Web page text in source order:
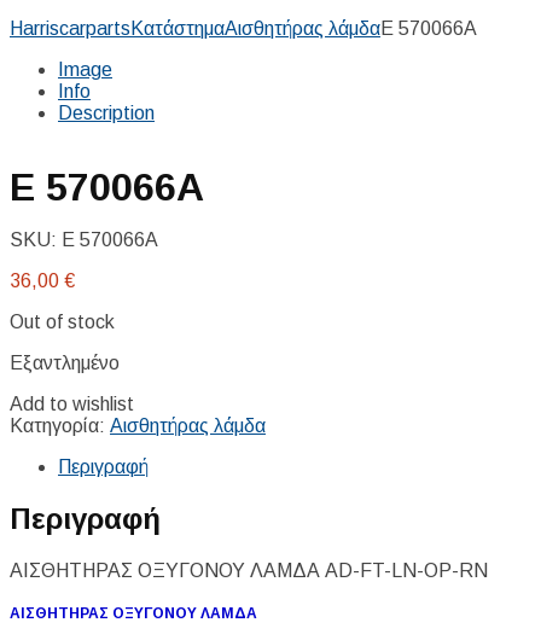
Harriscarparts ΚατάστημαΑισθητήρας λάμδαE 570066A
Image
Info
Description
E 570066A
SKU: E 570066A
36,00 €
Out of stock
Εξαντλημένο
Add to wishlist
Κατηγορία: Αισθητήρας λάμδα
Περιγραφή
Περιγραφή
ΑΙΣΘΗΤΗΡΑΣ ΟΞΥΓΟΝΟΥ ΛΑΜΔΑ AD-FT-LN-OP-RN
ΑΙΣΘΗΤΗΡΑΣ ΟΞΥΓΟΝΟΥ ΛΑΜΔΑ